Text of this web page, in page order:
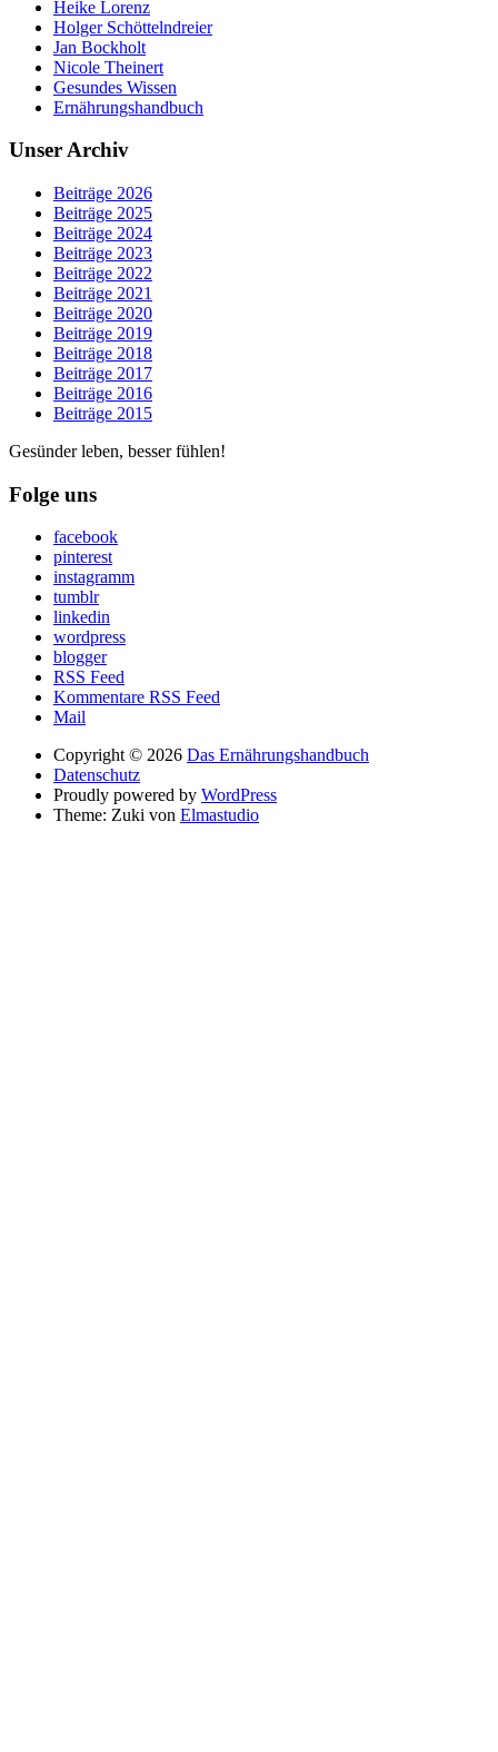
Heike Lorenz
Holger Schöttelndreier
Jan Bockholt
Nicole Theinert
Gesundes Wissen
Ernährungshandbuch
Unser Archiv
Beiträge 2026
Beiträge 2025
Beiträge 2024
Beiträge 2023
Beiträge 2022
Beiträge 2021
Beiträge 2020
Beiträge 2019
Beiträge 2018
Beiträge 2017
Beiträge 2016
Beiträge 2015
Gesünder leben, besser fühlen!
Folge uns
facebook
pinterest
instagramm
tumblr
linkedin
wordpress
blogger
RSS Feed
Kommentare RSS Feed
Mail
Copyright © 2026 Das Ernährungshandbuch
Datenschutz
Proudly powered by WordPress
Theme: Zuki von Elmastudio